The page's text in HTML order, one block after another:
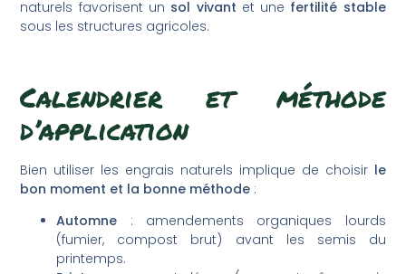
naturels favorisent un sol vivant et une fertilité stable
sous les structures agricoles.
Calendrier et méthode
d’application
Bien utiliser les engrais naturels implique de choisir le
bon moment et la bonne méthode :
Automne : amendements organiques lourds
(fumier, compost brut) avant les semis du
printemps.